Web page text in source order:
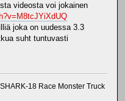
videosta voi jokainen
joka on uudessa 3.3
suht tuntuvasti
18 Race Monster Truck